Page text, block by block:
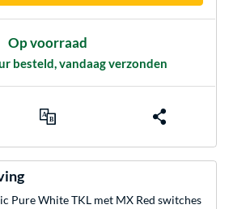
Op voorraad
besteld, vandaag verzonden
Pure White TKL met MX Red switches